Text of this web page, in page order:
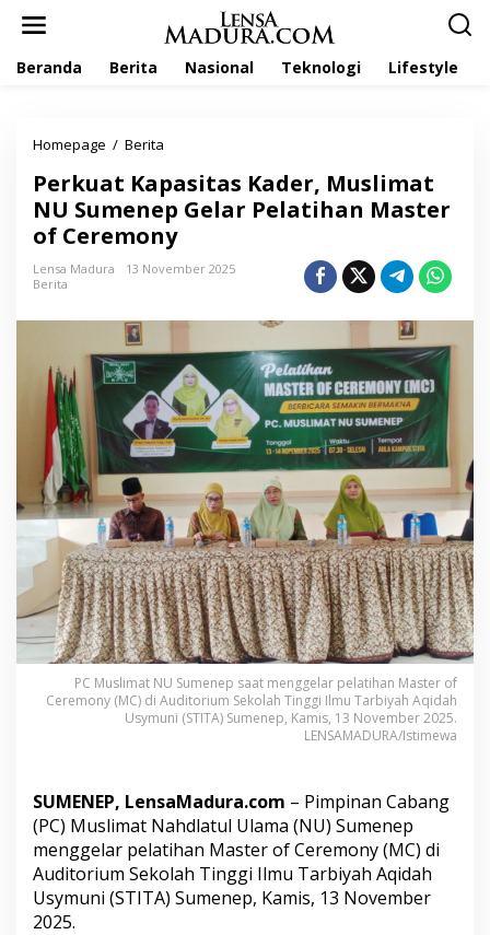
Beranda Berita Nasional Teknologi Lifestyle
Homepage / Berita
r
k
u
a
t
p
s
i
t
a
s
K
a
d
e
r
,
M
u
s
l
i
m
a
t
u
m
e
n
e
p
G
Perkuat Kapasitas Kader, Muslimat
NU Sumenep Gelar Pelatihan Master
of Ceremony
Lensa Madura
13 November 2025
Berita
PC Muslimat NU Sumenep saat menggelar pelatihan Master of
Ceremony (MC) di Auditorium Sekolah Tinggi Ilmu Tarbiyah Aqidah
Usymuni (STITA) Sumenep, Kamis, 13 November 2025.
LENSAMADURA/Istimewa
SUMENEP, LensaMadura.com – Pimpinan Cabang
(PC) Muslimat Nahdlatul Ulama (NU) Sumenep
menggelar pelatihan Master of Ceremony (MC) di
Auditorium Sekolah Tinggi Ilmu Tarbiyah Aqidah
Usymuni (STITA) Sumenep, Kamis, 13 November
2025.